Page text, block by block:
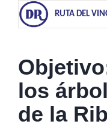
RUTA DEL
los
de la